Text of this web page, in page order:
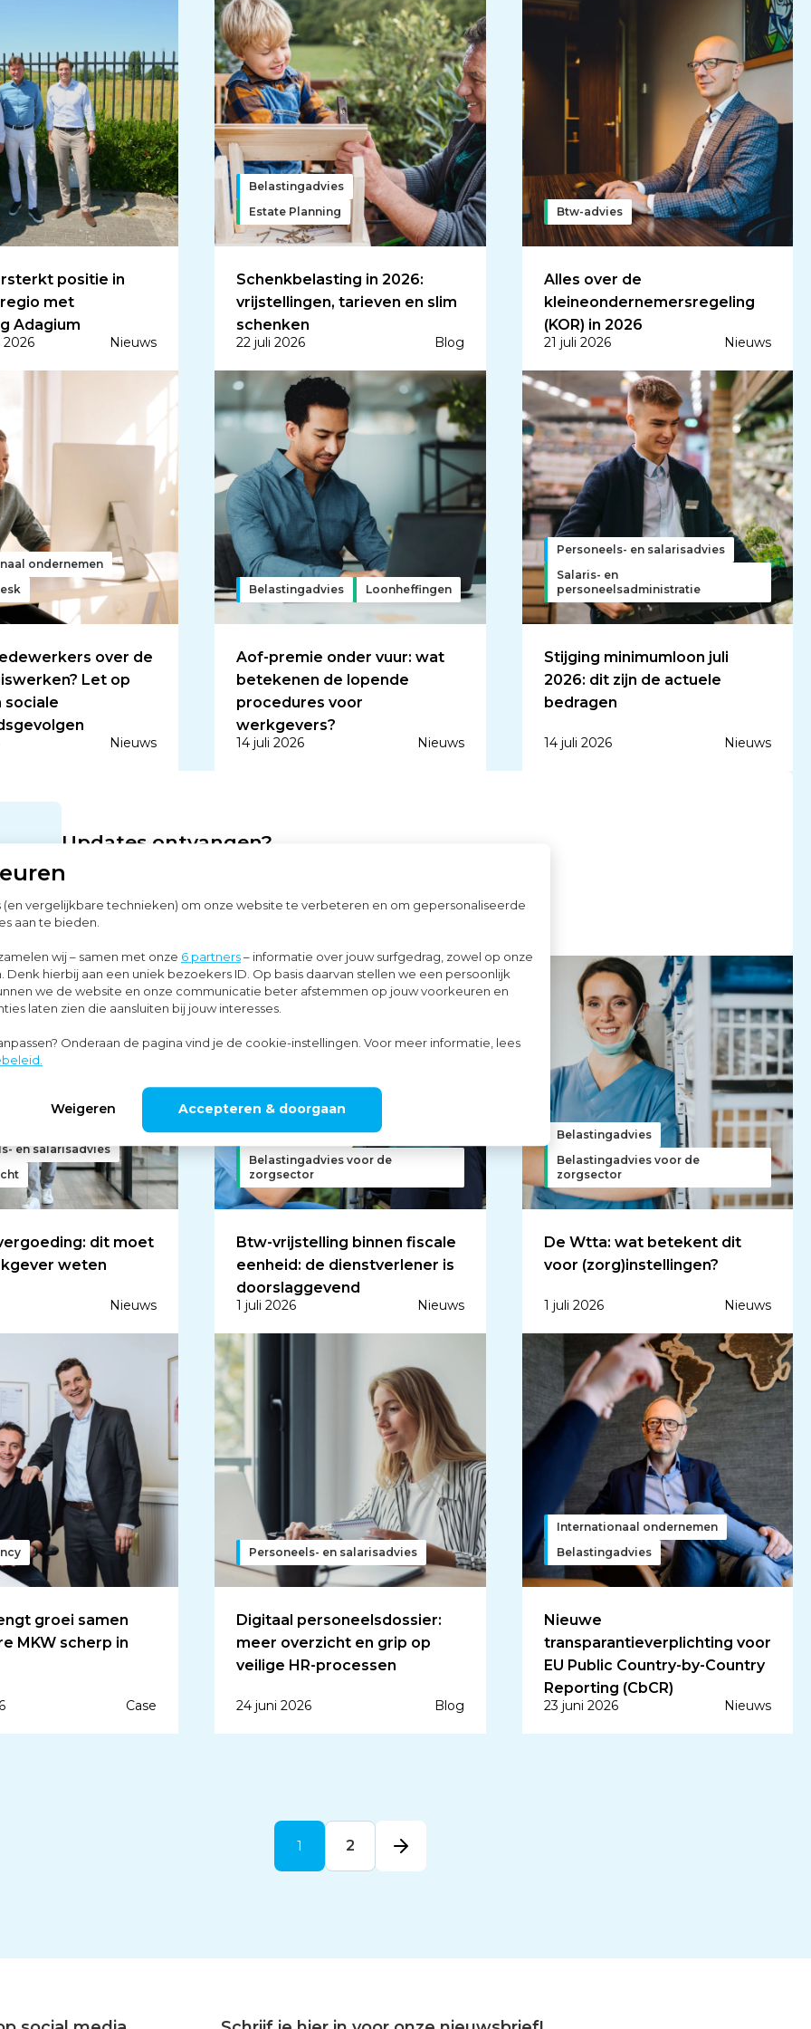
vergelijkbare technieken) om onze website te verbeteren en om gepersonaliseerde
aan te bieden.
wij – samen met onze 6 partners– informatie over jouw surfgedrag, zowel op onze
Denk hierbij aan een uniek bezoekers ID. Op basis daarvan stellen we een persoonlijk
we de website en onze communicatie beter afstemmen op jouw voorkeuren en
laten zien die aansluiten bij jouw interesses.
Onderaan de pagina vind je de cookie-instellingen. Voor meer informatie, lees
Weigeren Accepteren & doorgaan
positie in
met
Adagium
Nieuws
Belastingadvies
Estate Planning
Schenkbelasting in 2026:
vrijstellingen, tarieven en slim
schenken
22 juli 2026 Blog
Btw-advies
Alles over de
kleineondernemersregeling
(KOR) in 2026
21 juli 2026 Nieuws
ondernemen
over de
Let op
sociale
Nieuws
Belastingadvies Loonheffingen
Aof-premie onder vuur: wat
betekenen de lopende
procedures voor
werkgevers?
14 juli 2026 Nieuws
Personeels- en salarisadvies
Salaris- en
personeelsadministratie
Stijging minimumloon juli
2026: dit zijn de actuele
bedragen
14 juli 2026 Nieuws
Updates ontvangen?
Schrijf je in voor onze nieuwsbrief
en salarisadvies
dit moet
weten
Nieuws
Belastingadvies
Belastingadvies voor de
zorgsector
Btw-vrijstelling binnen fiscale
eenheid: de dienstverlener is
doorslaggevend
1 juli 2026 Nieuws
Belastingadvies
Belastingadvies voor de
zorgsector
De Wtta: wat betekent dit
voor (zorg)instellingen?
1 juli 2026 Nieuws
groei samen
MKW scherp in
Case
Personeels- en salarisadvies
Digitaal personeelsdossier:
meer overzicht en grip op
veilige HR-processen
24 juni 2026 Blog
Internationaal ondernemen
Belastingadvies
Nieuwe
transparantieverplichting voor
EU Public Country-by-Country
Reporting (CbCR)
23 juni 2026 Nieuws
1 2